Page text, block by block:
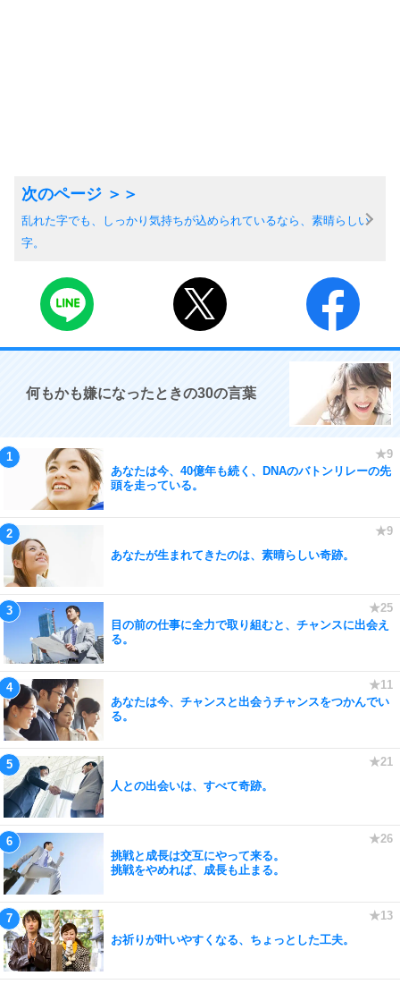
乱れた字でも、しっかり気持ちが込められているなら、素晴らしい
字。
何もかも嫌になったときの30の言葉
あなたは今、40億年も続く、DNAのバトンリレーの先
頭を走っている。
あなたが生まれてきたのは、素晴らしい奇跡。
目の前の仕事に全力で取り組むと、チャンスに出会え
る。
あなたは今、チャンスと出会うチャンスをつかんでい
る。
人との出会いは、すべて奇跡。
挑戦と成長は交互にやって来る。
挑戦をやめれば、成長も止まる。
お祈りが叶いやすくなる、ちょっとした工夫。